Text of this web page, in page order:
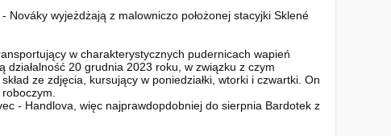
wyjeżdżają z malowniczo położonej stacyjki Sklené
w charakterystycznych pudernicach wapień
działalność 20 grudnia 2023 roku, w związku z czym
ze zdjęcia, kursujący w poniedziałki, wtorki i czwartki. On
- Handlova, więc najprawdopdobniej do sierpnia Bardotek z